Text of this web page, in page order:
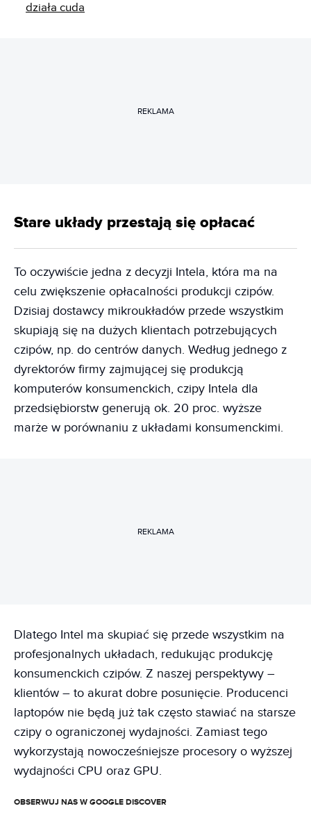
działa cuda
REKLAMA
Stare układy przestają się opłacać
To oczywiście jedna z decyzji Intela, która ma na
celu zwiększenie opłacalności produkcji czipów.
Dzisiaj dostawcy mikroukładów przede wszystkim
skupiają się na dużych klientach potrzebujących
czipów, np. do centrów danych. Według jednego z
dyrektorów firmy zajmującej się produkcją
komputerów konsumenckich, czipy Intela dla
przedsiębiorstw generują ok. 20 proc. wyższe
marże w porównaniu z układami konsumenckimi.
REKLAMA
Dlatego Intel ma skupiać się przede wszystkim na
profesjonalnych układach, redukując produkcję
konsumenckich czipów. Z naszej perspektywy –
klientów – to akurat dobre posunięcie. Producenci
laptopów nie będą już tak często stawiać na starsze
czipy o ograniczonej wydajności. Zamiast tego
wykorzystają nowocześniejsze procesory o wyższej
wydajności CPU oraz GPU.
OBSERWUJ NAS W GOOGLE DISCOVER